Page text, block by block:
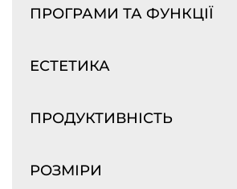
ПРОГРАМИ ТА ФУНКЦІЇ
ЕСТЕТИКА
ПРОДУКТИВНІСТЬ
РОЗМІРИ